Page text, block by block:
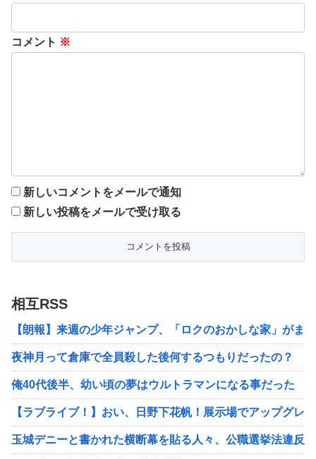
コメント ※
新しいコメントをメールで通知
新しい投稿をメールで受け取る
相互RSS
【朗報】来週の少年ジャンプ、「ロクのおかしな家」がま
夜神月って倉庫で全員殺した後何するつもりだったの？
俺40代後半、幼い頃の夢はウルトラマンになる事だった
【ラブライブ！】おい、日野下花帆！展示場でアップグレ
玉城デニーと書かれた横断幕を貼る人々、公職選挙法違反